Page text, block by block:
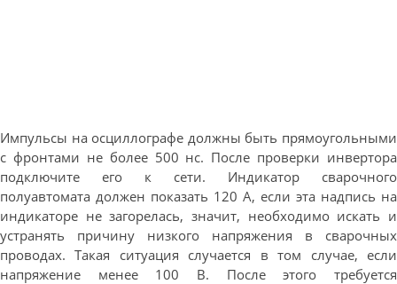
Импульсы на осциллографе должны быть прямоугольными
с фронтами не более 500 нс. После проверки инвертора
подключите его к сети. Индикатор сварочного
полуавтомата должен показать 120 А, если эта надпись на
индикаторе не загорелась, значит, необходимо искать и
устранять причину низкого напряжения в сварочных
проводах. Такая ситуация случается в том случае, если
напряжение менее 100 В. После этого требуется